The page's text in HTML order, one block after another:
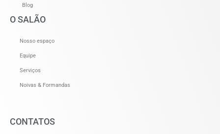
Blog
O SALÃO
Nosso espaço
Equipe
Serviços
Noivas & Formandas
CONTATOS